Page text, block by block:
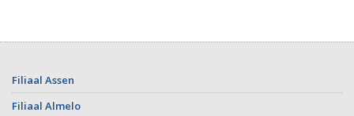
Filiaal Assen
Filiaal Almelo